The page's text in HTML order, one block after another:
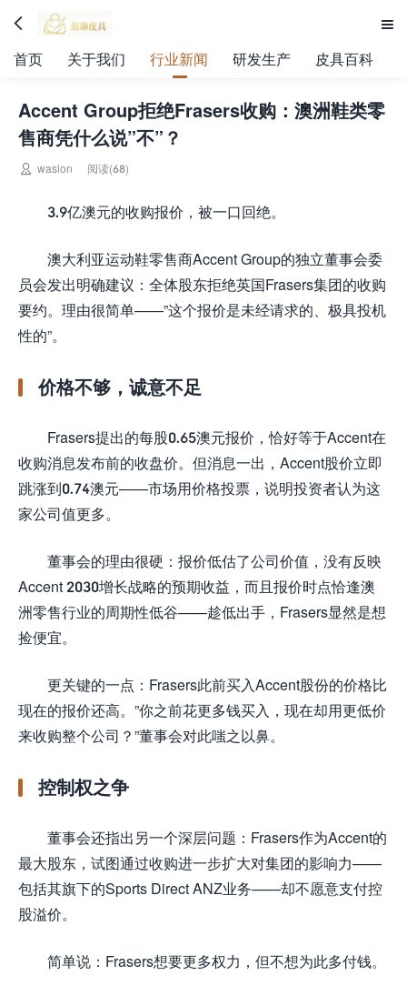
 
首页 关于我们 行业新闻 研发生产 皮具百科
Accent Group拒绝Frasers收购：澳洲鞋类零
售商凭什么说”不”？
 wasion 阅读(68)
3.9亿澳元的收购报价，被一口回绝。
澳大利亚运动鞋零售商Accent Group的独立董事会委
员会发出明确建议：全体股东拒绝英国Frasers集团的收购
要约。理由很简单——”这个报价是未经请求的、极具投机
性的”。
价格不够，诚意不足
Frasers提出的每股0.65澳元报价，恰好等于Accent在
收购消息发布前的收盘价。但消息一出，Accent股价立即
跳涨到0.74澳元——市场用价格投票，说明投资者认为这
家公司值更多。
董事会的理由很硬：报价低估了公司价值，没有反映
Accent 2030增长战略的预期收益，而且报价时点恰逢澳
洲零售行业的周期性低谷——趁低出手，Frasers显然是想
捡便宜。
更关键的一点：Frasers此前买入Accent股份的价格比
现在的报价还高。”你之前花更多钱买入，现在却用更低价
来收购整个公司？”董事会对此嗤之以鼻。
控制权之争
董事会还指出另一个深层问题：Frasers作为Accent的
最大股东，试图通过收购进一步扩大对集团的影响力——
包括其旗下的Sports Direct ANZ业务——却不愿意支付控
股溢价。
简单说：Frasers想要更多权力，但不想为此多付钱。